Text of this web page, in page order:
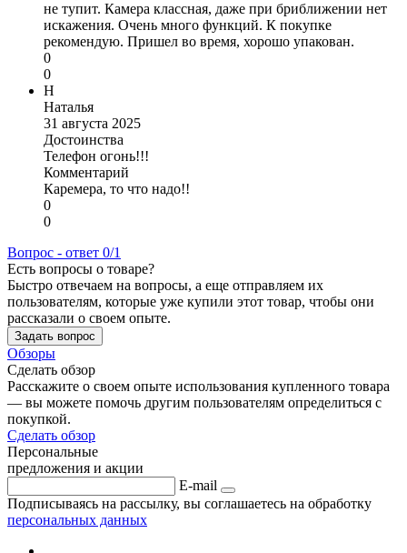
не тупит. Камера классная, даже при бриближении нет
искажения. Очень много функций. К покупке
рекомендую. Пришел во время, хорошо упакован.
0
0
Н
Наталья
31 августа 2025
Достоинства
Телефон огонь!!!
Комментарий
Каремера, то что надо!!
0
0
Вопрос - ответ 0/1
Есть вопросы о товаре?
Быстро отвечаем на вопросы, а еще отправляем их
пользователям, которые уже купили этот товар, чтобы они
рассказали о своем опыте.
Задать вопрос
Обзоры
Сделать обзор
Расскажите о своем опыте использования купленного товара
— вы можете помочь другим пользователям определиться с
покупкой.
Сделать обзор
Персональные
предложения и акции
E-mail
Подписываясь на рассылку, вы соглашаетесь на обработку
персональных данных